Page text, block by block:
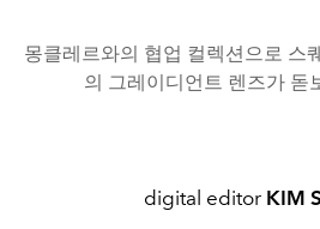
몽클레르와의 협업 컬렉션으로 스
의 그레이디언트 렌즈가 돋
digital editor KIM